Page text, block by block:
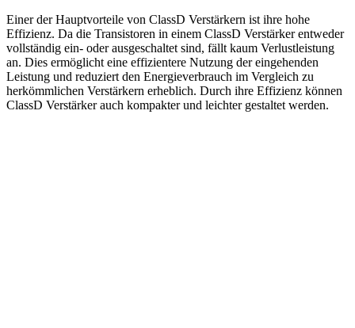
Einer der Hauptvorteile von ClassD Verstärkern ist ihre hohe
Effizienz. Da die Transistoren in einem ClassD Verstärker entweder
vollständig ein- oder ausgeschaltet sind, fällt kaum Verlustleistung
an. Dies ermöglicht eine effizientere Nutzung der eingehenden
Leistung und reduziert den Energieverbrauch im Vergleich zu
herkömmlichen Verstärkern erheblich. Durch ihre Effizienz können
ClassD Verstärker auch kompakter und leichter gestaltet werden.